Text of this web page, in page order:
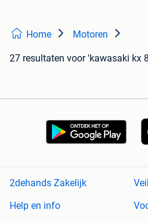
Home Motoren
27 resultaten voor 'kawasaki kx
2dehands Zakelijk
Help en info